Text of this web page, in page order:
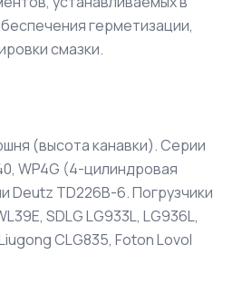
герметизации,
смазки.
(высота канавки). Серии
WP4G (4-цилиндровая
Deutz TD226B-6. Погрузчики
SDLG LG933L, LG936L,
CLG835, Foton Lovol